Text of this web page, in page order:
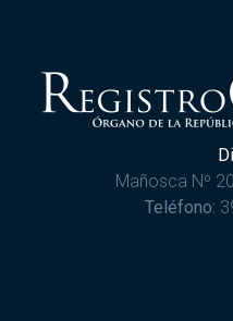
Mañosca Nº
Teléfono: